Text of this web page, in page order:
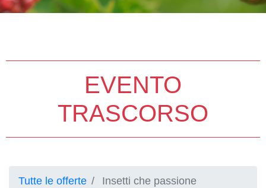
EVENTO
TRASCORSO
Tutte le offerte Insetti che passione